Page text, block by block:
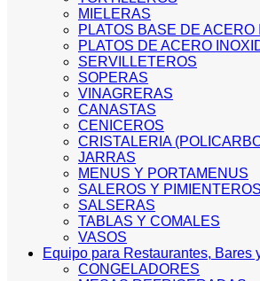
MIELERAS
PLATOS BASE DE ACERO
PLATOS DE ACERO
SERVILLETEROS
SOPERAS
VINAGRERAS
CANASTAS
CENICEROS
CRISTALERIA
JARRAS
MENUS Y PORTAMENUS
SALEROS Y PIMIENTEROS
SALSERAS
TABLAS Y COMALES
VASOS
Equipo para Restaurantes, Bares
CONGELADORES